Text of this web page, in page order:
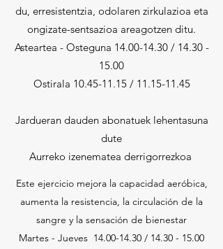
du, erresistentzia, odolaren zirkulazioa eta
ongizate-sentsazioa areagotzen ditu.
Asteartea - Osteguna 14.00-14.30/ 14.30 -
15.00
Ostirala 10.45-11.15/ 11.15-11.45
Jardueran dauden abonatuek lehentasuna
dute
Aurreko izenematea derrigorrezkoa
Este ejercicio mejora la capacidad aeróbica,
aumenta la resistencia, la circulación de la
sangre y la sensación de bienestar
Martes - Jueves 14.00-14.30 / 14.30 - 15.00